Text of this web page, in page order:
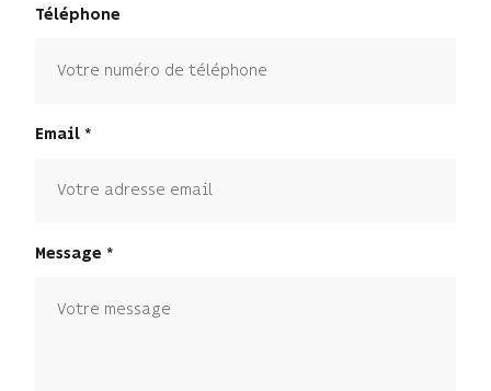
Téléphone
Email
Message